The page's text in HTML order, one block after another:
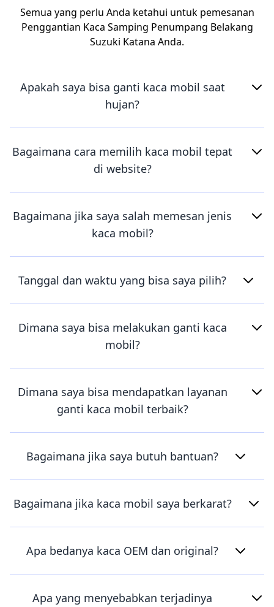
Semua yang perlu Anda ketahui untuk pemesanan
Penggantian Kaca Samping Penumpang Belakang
Suzuki Katana Anda.
Apakah saya bisa ganti kaca mobil saat
hujan?
Bagaimana cara memilih kaca mobil tepat
di website?
Bagaimana jika saya salah memesan jenis
kaca mobil?
Tanggal dan waktu yang bisa saya pilih?
Dimana saya bisa melakukan ganti kaca
mobil?
Dimana saya bisa mendapatkan layanan
ganti kaca mobil terbaik?
Bagaimana jika saya butuh bantuan?
Bagaimana jika kaca mobil saya berkarat?
Apa bedanya kaca OEM dan original?
Apa yang menyebabkan terjadinya